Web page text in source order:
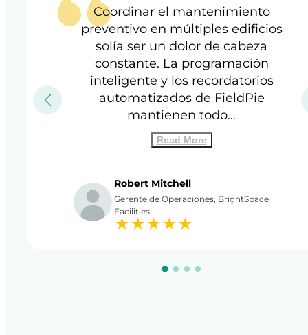
Coordinar el mantenimiento
preventivo en múltiples edificios
solía ser un dolor de cabeza
constante. La programación
inteligente y los recordatorios
automatizados de FieldPie
mantienen todo…
Read More
Robert Mitchell
Gerente de Operaciones, BrightSpace
Facilities
★★★★★